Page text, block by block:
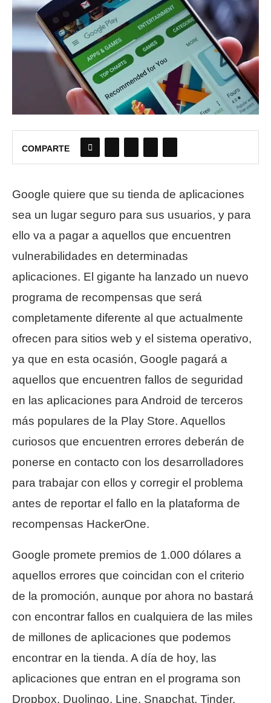
COMPARTE
Google quiere que su tienda de aplicaciones
sea un lugar seguro para sus usuarios, y para
ello va a pagar a aquellos que encuentren
vulnerabilidades en determinadas
aplicaciones. El gigante ha lanzado un nuevo
programa de recompensas que será
completamente diferente al que actualmente
ofrecen para sitios web y el sistema operativo,
ya que en esta ocasión, Google pagará a
aquellos que encuentren fallos de seguridad
en las aplicaciones para Android de terceros
más populares de la Play Store. Aquellos
curiosos que encuentren errores deberán de
ponerse en contacto con los desarrolladores
para trabajar con ellos y corregir el problema
antes de reportar el fallo en la plataforma de
recompensas HackerOne.
Google promete premios de 1.000 dólares a
aquellos errores que coincidan con el criterio
de la promoción, aunque por ahora no bastará
con encontrar fallos en cualquiera de las miles
de millones de aplicaciones que podemos
encontrar en la tienda. A día de hoy, las
aplicaciones que entran en el programa son
Dropbox, Duolingo, Line, Snapchat, Tinder,